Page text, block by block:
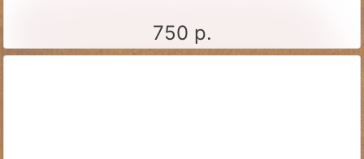
750 р.